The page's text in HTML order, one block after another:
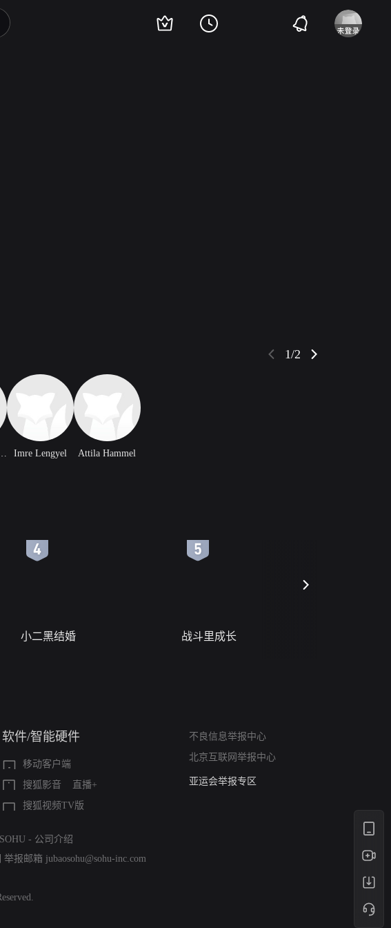
1/2
Petridisz Imre Lengyel Attila Hammel
小二黑结婚 战斗里成长
软件/智能硬件
移动客户端
搜狐影音
直播+
搜狐视频TV版
不良信息举报中心
北京互联网举报中心
算法推荐专项举报
亚运会举报专区
- 公司介绍
举报邮箱 jubaosohu@sohu-inc.com